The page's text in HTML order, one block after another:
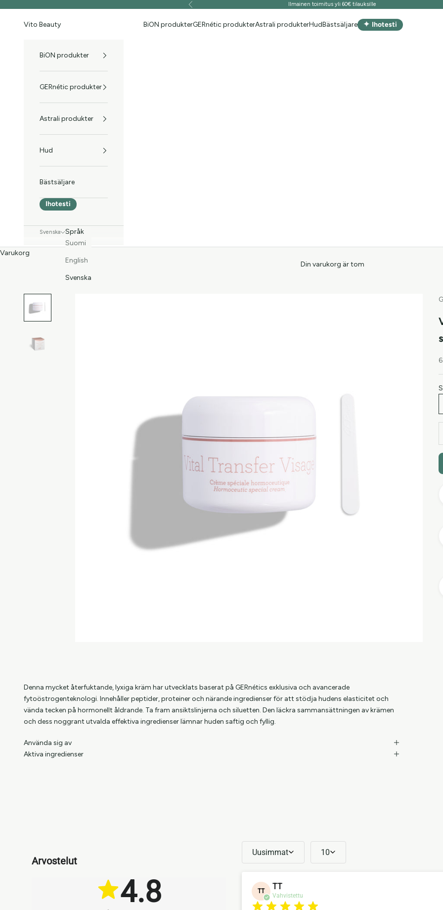
Föregående Ilmainen toimitus yli 60€ tilauksille
Vito Beauty BiON produkterGERnétic produkterAstrali produkterHudBästsäljare ✦ Ihotesti
BiON produkter
GERnétic produkter
Astrali produkter
Hud
Bästsäljare
Ihotesti
Svenska
Språk
Suomi
English
Svenska
Varukorg
Din varukorg är tom
Denna mycket återfuktande, lyxiga kräm har utvecklats baserat på GERnétics exklusiva och avancerade
fytoöstrogenteknologi. Innehåller peptider, proteiner och närande ingredienser för att stödja hudens elasticitet och
vända tecken på hormonellt åldrande. Ta fram ansiktslinjerna och siluetten. Den läckra sammansättningen av krämen
och dess noggrant utvalda effektiva ingredienser lämnar huden saftig och fyllig.
Använda sig av
Aktiva ingredienser
Arvostelut
4.8
Uusimmat 10
TT TT
Vahvistettu